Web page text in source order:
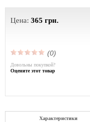
Цена: 365 грн.
(0)
Довольны покупкой?
Оцените этот товар
Характеристики